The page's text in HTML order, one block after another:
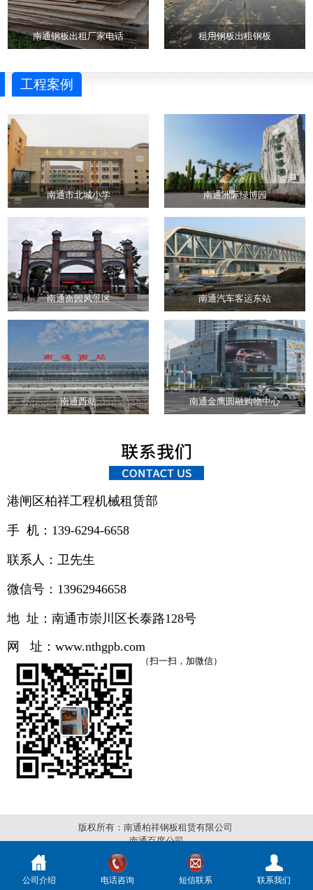
南通钢板出租厂家电话 租用钢板出租钢板
工程案例
南通市北城小学 南通洲际绿博园
南通啬园风景区 南通汽车客运东站
南通西站 南通金鹰圆融购物中心
港闸区柏祥工程机械租赁部
手 机：139-6294-6658
联系人：卫先生
微信号：13962946658
地 址：南通市崇川区长泰路128号
网 址： www.nthgpb.com
（扫一扫，加微信）
版权所有：南通柏祥钢板租赁有限公司
南通百度公司
公司介绍 电话咨询 短信联系 联系我们